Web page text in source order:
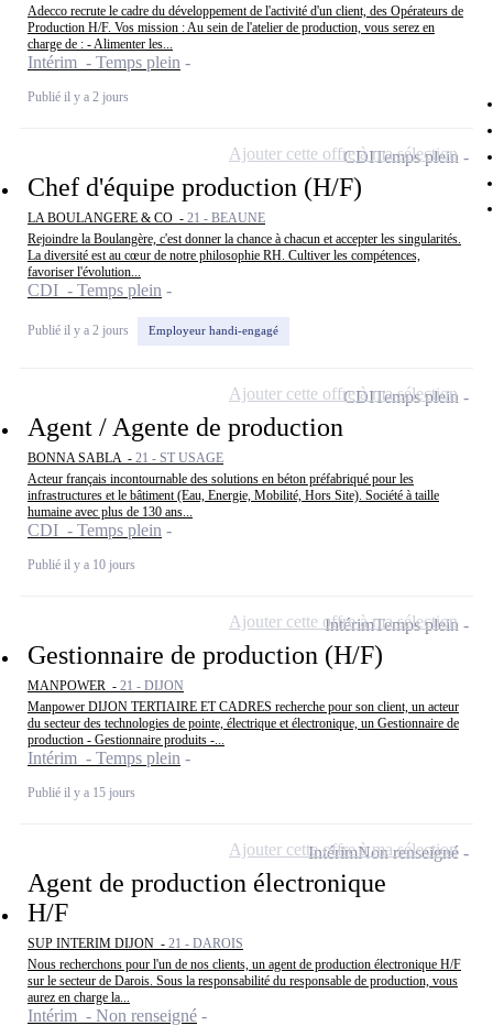
Adecco recrute le cadre du développement de l'activité d'un client, des Opérateurs de
Production H/F. Vos mission : Au sein de l'atelier de production, vous serez en
charge de : - Alimenter les...
Intérim - Temps plein
Publié il y a 2 jours
Chef d'équipe production (H/F)
LA BOULANGERE & CO - 21 - BEAUNE
Rejoindre la Boulangère, c'est donner la chance à chacun et accepter les singularités.
La diversité est au cœur de notre philosophie RH. Cultiver les compétences,
favoriser l'évolution...
CDI - Temps plein
Publié il y a 2 jours Employeur handi-engagé
CDITemps plein
Ajouter cette offre à ma sélection
Agent / Agente de production
BONNA SABLA - 21 - ST USAGE
Acteur français incontournable des solutions en béton préfabriqué pour les
infrastructures et le bâtiment (Eau, Energie, Mobilité, Hors Site). Société à taille
humaine avec plus de 130 ans...
CDI - Temps plein
Publié il y a 10 jours
CDITemps plein
Ajouter cette offre à ma sélection
Gestionnaire de production (H/F)
MANPOWER - 21 - DIJON
Manpower DIJON TERTIAIRE ET CADRES recherche pour son client, un acteur
du secteur des technologies de pointe, électrique et électronique, un Gestionnaire de
production - Gestionnaire produits -...
Intérim - Temps plein
Publié il y a 15 jours
IntérimTemps plein
Ajouter cette offre à ma sélection
Agent de production électronique
H/F
SUP INTERIM DIJON - 21 - DAROIS
Nous recherchons pour l'un de nos clients, un agent de production électronique H/F
sur le secteur de Darois. Sous la responsabilité du responsable de production, vous
aurez en charge la...
Intérim - Non renseigné
IntérimNon renseigné
Ajouter cette offre à ma sélection